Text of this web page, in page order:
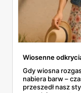
Wiosenne
Gdy wiosna
nabiera barw –
przeszedł nasz